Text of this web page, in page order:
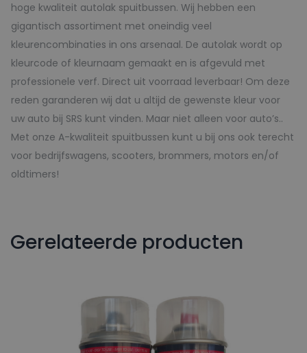
hoge kwaliteit autolak spuitbussen. Wij hebben een
gigantisch assortiment met oneindig veel
kleurencombinaties in ons arsenaal. De autolak wordt op
kleurcode of kleurnaam gemaakt en is afgevuld met
professionele verf. Direct uit voorraad leverbaar! Om deze
reden garanderen wij dat u altijd de gewenste kleur voor
uw auto bij SRS kunt vinden. Maar niet alleen voor auto’s..
Met onze A-kwaliteit spuitbussen kunt u bij ons ook terecht
voor bedrijfswagens, scooters, brommers, motors en/of
oldtimers!
Gerelateerde producten